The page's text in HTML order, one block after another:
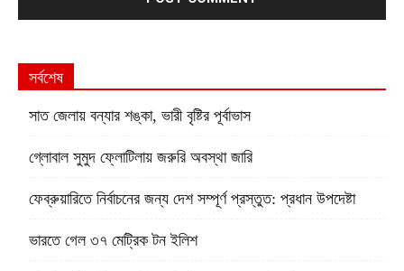
সর্বশেষ
সাত জেলায় বন্যার শঙ্কা, ভারী বৃষ্টির পূর্বাভাস
গ্লোবাল সুমুদ ফ্লোটিলায় জরুরি অবস্থা জারি
ফেব্রুয়ারিতে নির্বাচনের জন্য দেশ সম্পূর্ণ প্রস্তুত: প্রধান উপদেষ্টা
ভারতে গেল ৩৭ মেট্রিক টন ইলিশ